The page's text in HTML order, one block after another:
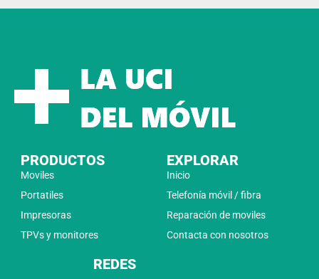
PRODUCTOS
Moviles
Portatiles
Impresoras
TPVs y monitores
EXPLORAR
Inicio
Telefonía móvil / fibra
Reparación de moviles
Contacta con nosotros
REDES